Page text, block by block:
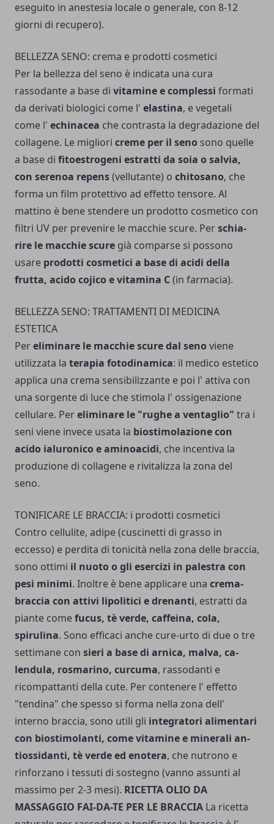
eseguito in anestesia locale o generale, con 8-12
giorni di recupero).
BELLEZZA SENO: crema e prodotti cosmetici
Per la bellezza del seno è indicata una cura
rassodante a base di vitamine e complessi formati
da derivati biologici co­me l' elastina, e vegetali
come l' echinacea che contra­sta la degradazione del
collagene. Le migliori creme per il seno sono quelle
a base di fitoestrogeni estratti da soia o salvia,
con serenoa repens(vellutante) o chitosano, che
forma un film protettivo ad effetto tensore. Al
mattino è bene stendere un prodot­to cosmetico con
filtri UV per prevenire le macchie scure. Perschia­
rire le macchie scure già comparse si possono
usare prodotti cosmetici a base di acidi della
frutta, acido cojico e vitamina C(in farmacia).
BELLEZZA SENO: TRATTAMENTI DI MEDICINA
ESTETICA
Pereliminare le macchie scure dal seno viene
utilizzata la terapia fotodinamica: il medico estetico
applica una crema sensibilizzante e poi l' attiva con
una sorgente di luce che stimola l' ossi­genazione
cellulare. Pereliminare le "rughe a ventaglio" tra i
seni viene invece usata la biostimolazione con
acido ialuronico e aminoacidi, che incentiva la
produzione di collagene e rivitalizza la zona del
seno.
TONIFICARE LE BRACCIA: i prodotti cosmetici
Contro cellulite, adipe (cuscinetti di grasso in
eccesso) e perdita di toni­cità nella zona delle braccia,
sono ottimi il nuoto o gli esercizi in palestra con
pe­si minimi. Inoltre è bene applicare una crema-
braccia con attivi lipolitici e drenanti, estrat­ti da
piante comefucus, tè verde, caffeina, cola,
spirulina. Sono efficaci anche cure-urto di due o tre
settimane con sieri a base di arnica, malva, ca­
lendula, rosmarino, curcuma, rassodanti e
ricompattanti della cute. Per contenere l' effetto
"tendina" che spesso si forma nella zona dell'
interno braccia, sono utili gli inte­gratori alimentari
con biostimolanti, come vitamine e minerali an­
tiossidanti, tè verde ed enotera, che nutrono e
rinforzano i tessuti di sostegno (vanno assunti al
massimo per 2-3 mesi). RICETTA OLIO DA
MASSAGGIO FAI-DA-TE PER LE BRACCIA La ricetta